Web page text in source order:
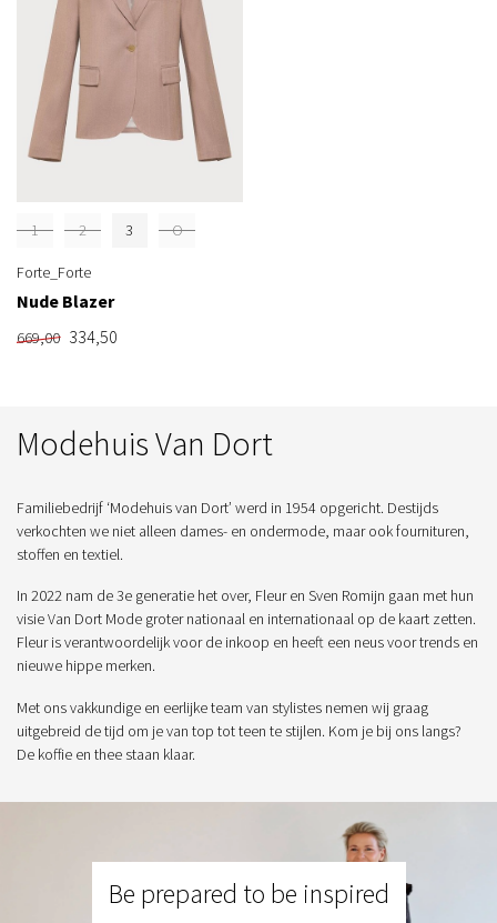
1 2 3 O
Forte_Forte
Nude Blazer
669,00 334,50
Modehuis Van Dort
Familiebedrijf ‘Modehuis van Dort’ werd in 1954 opgericht. Destijds
verkochten we niet alleen dames- en ondermode, maar ook fournituren,
stoffen en textiel.
In 2022 nam de 3e generatie het over, Fleur en Sven Romijn gaan met hun
visie Van Dort Mode groter nationaal en internationaal op de kaart zetten.
Fleur is verantwoordelijk voor de inkoop en heeft een neus voor trends en
nieuwe hippe merken.
Met ons vakkundige en eerlijke team van stylistes nemen wij graag
uitgebreid de tijd om je van top tot teen te stijlen. Kom je bij ons langs?
De koffie en thee staan klaar.
Be prepared to be inspired